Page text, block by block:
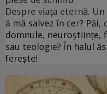
Despre viața eternă.
ă mă salvez în cer?
domnule, neuroștiințe,
sau teologie? În halul
ferește!